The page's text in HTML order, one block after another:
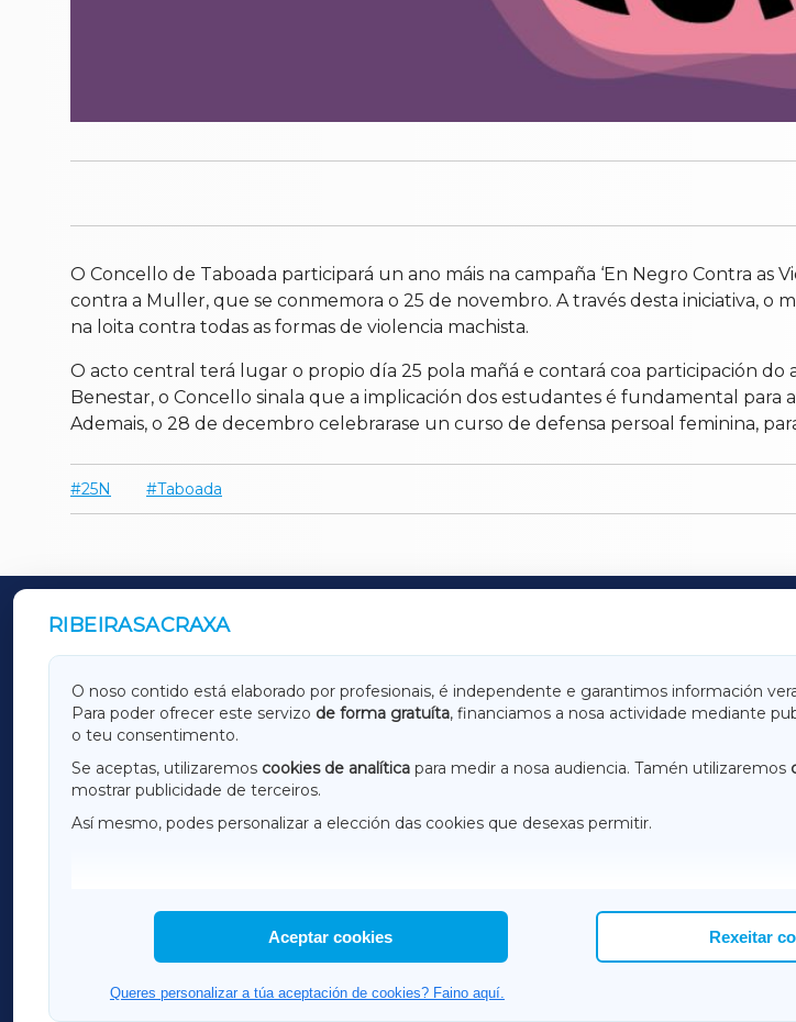
O Concello de Taboada participará un ano máis na campaña ‘En Negro Contra as
contra a Muller, que se conmemora o 25 de novembro. A través desta iniciativa, o
na loita contra todas as formas de violencia machista.
O acto central terá lugar o propio día 25 pola mañá e contará coa participación do
Benestar, o Concello sinala que a implicación dos estudantes é fundamental para
Ademais, o 28 de decembro celebrarase un curso de defensa persoal feminina,
25N Taboada
RIBEIRASACRAXA
O noso contido está elaborado por profesionais, é independente e garantimos información
Para poder ofrecer este servizo de forma gratuíta, financiamos a nosa actividade mediante
o teu consentimento.
Se aceptas, utilizaremos cookies de analítica para medir a nosa audiencia. Tamén utilizaremos
mostrar publicidade de terceiros.
Así mesmo, podes personalizar a elección das cookies que desexas permitir.
Aceptar cookies Rexeitar
Queres personalizar a túa aceptación de cookies? Faino aquí.
OUTROS PERIÓDICOS
GALICIAXA LUGOXA
AMARIÑAXA
RIBEIRASACRAXA
OURENSEXA
HEMEROTECA